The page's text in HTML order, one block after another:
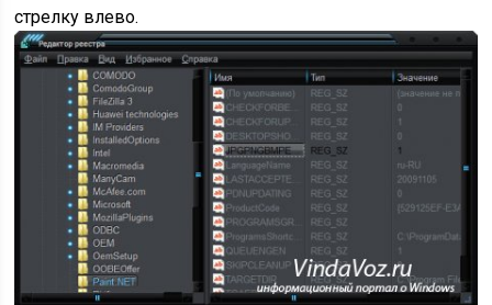
стрелку влево.